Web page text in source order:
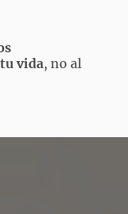
vida, no al